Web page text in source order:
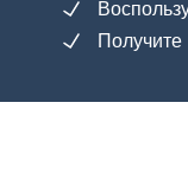
Получите